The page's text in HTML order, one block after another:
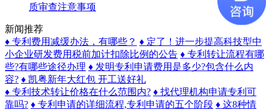
质审查注意事项
新闻推荐
♦ 专利费用减缓办法，有哪些？ ♦ 定了！进一步提高科技型中
小企业研发费用税前加计扣除比例的公告 ♦ 专利转让流程有哪
些?有哪些途径办理 ♦ 发明专利申请费用是多少?包含什么内
容? ♦ 凯粤新年大红包 开工送好礼
♦ 专利技术转让价格在什么范围内? ♦ 找代理机构申请专利可
靠吗? ♦ 专利申请的详细流程,专利申请的五个阶段 ♦ 这8种情